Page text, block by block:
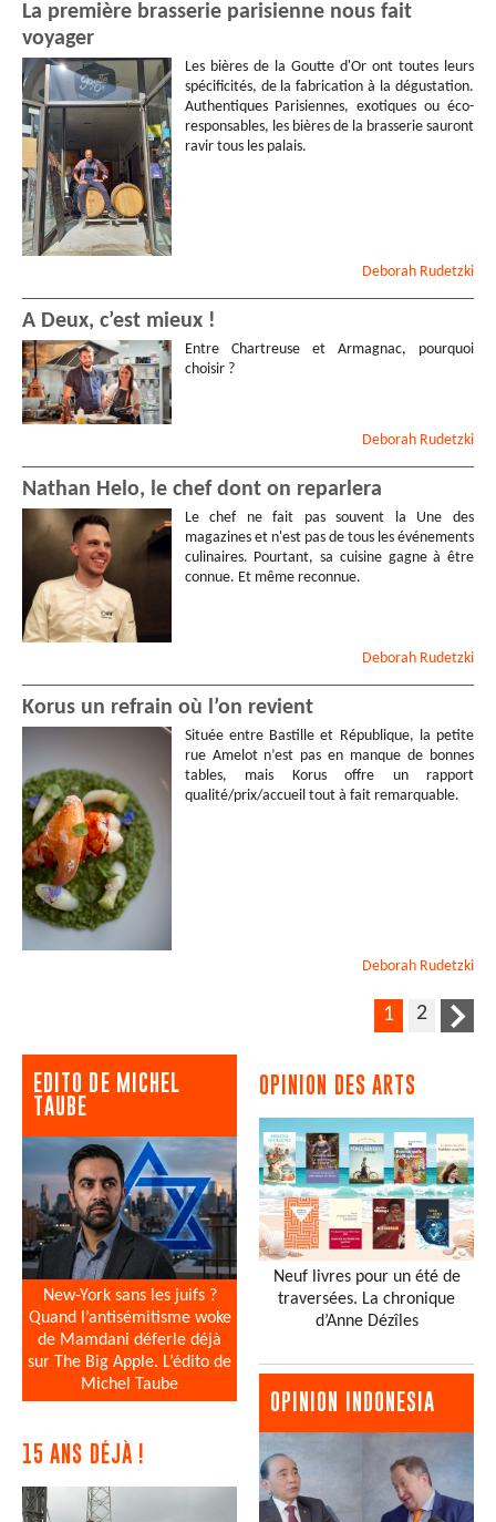
La première brasserie parisienne nous fait
voyager
Les bières de la Goutte d'Or ont toutes leurs
spécificités, de la fabrication à la dégustation.
Authentiques Parisiennes, exotiques ou éco-
responsables, les bières de la brasserie sauront
ravir tous les palais.
Deborah Rudetzki
A Deux, c’est mieux !
Entre Chartreuse et Armagnac, pourquoi
choisir ?
Deborah Rudetzki
Nathan Helo, le chef dont on reparlera
Le chef ne fait pas souvent la Une des
magazines et n'est pas de tous les événements
culinaires. Pourtant, sa cuisine gagne à être
connue. Et même reconnue.
Deborah Rudetzki
Korus un refrain où l’on revient
Située entre Bastille et République, la petite
rue Amelot n’est pas en manque de bonnes
tables, mais Korus offre un rapport
qualité/prix/accueil tout à fait remarquable.
Deborah Rudetzki
1 2
EDITO DE MICHEL
TAUBE
New-York sans les juifs ?
Quand l’antisémitisme woke
de Mamdani déferle déjà
sur The Big Apple. L’édito de
Michel Taube
15 ANS DÉJÀ !
OPINION DES ARTS
Neuf livres pour un été de
traversées. La chronique
d’Anne Dézîles
OPINION INDONESIA